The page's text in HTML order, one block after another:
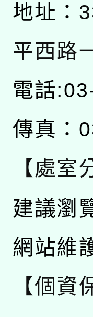
地址：
平西路
電話
傳真：
【處室
建議瀏
網站維
【個資